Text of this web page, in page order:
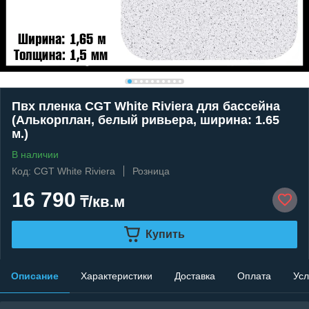
Пвх пленка CGT White Riviera для бассейна
(Алькорплан, белый ривьера, ширина: 1.65
м.)
В наличии
Код: CGT White Riviera
Розница
16 790 ₸/кв.м
Купить
Описание Характеристики Доставка Оплата